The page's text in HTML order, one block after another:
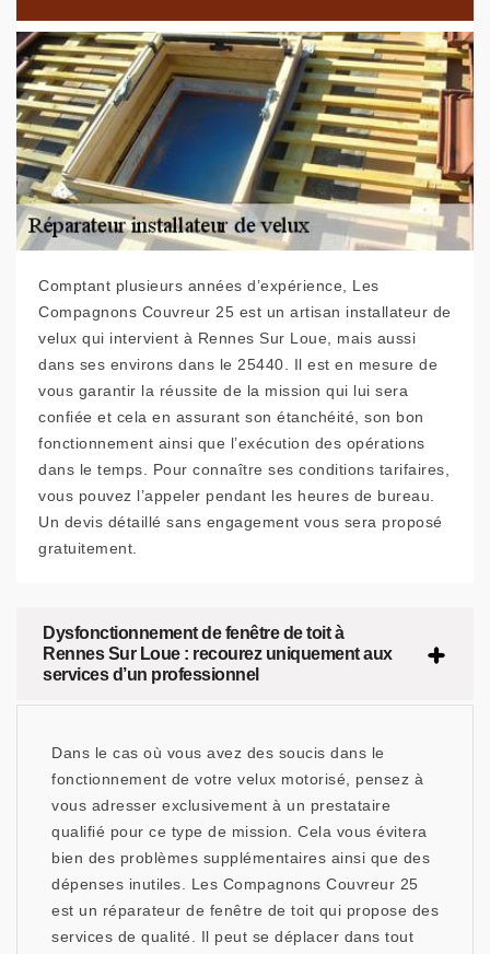
Comptant plusieurs années d’expérience, Les
Compagnons Couvreur 25 est un artisan installateur de
velux qui intervient à Rennes Sur Loue, mais aussi
dans ses environs dans le 25440. Il est en mesure de
vous garantir la réussite de la mission qui lui sera
confiée et cela en assurant son étanchéité, son bon
fonctionnement ainsi que l’exécution des opérations
dans le temps. Pour connaître ses conditions tarifaires,
vous pouvez l’appeler pendant les heures de bureau.
Un devis détaillé sans engagement vous sera proposé
gratuitement.
Dysfonctionnement de fenêtre de toit à
Rennes Sur Loue : recourez uniquement aux
services d’un professionnel
Dans le cas où vous avez des soucis dans le
fonctionnement de votre velux motorisé, pensez à
vous adresser exclusivement à un prestataire
qualifié pour ce type de mission. Cela vous évitera
bien des problèmes supplémentaires ainsi que des
dépenses inutiles. Les Compagnons Couvreur 25
est un réparateur de fenêtre de toit qui propose des
services de qualité. Il peut se déplacer dans tout